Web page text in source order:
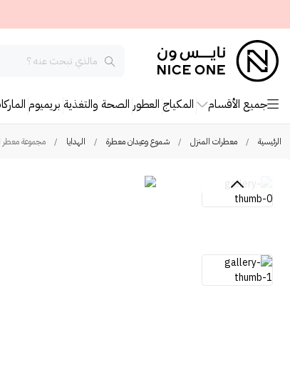
جميع الأقسام المكياج العطور الصحة والتغذية بريميوم
الرئيسية / معطرات المنزل / شموع وعيدان معطرة / الهدايا / مجموعة معطر